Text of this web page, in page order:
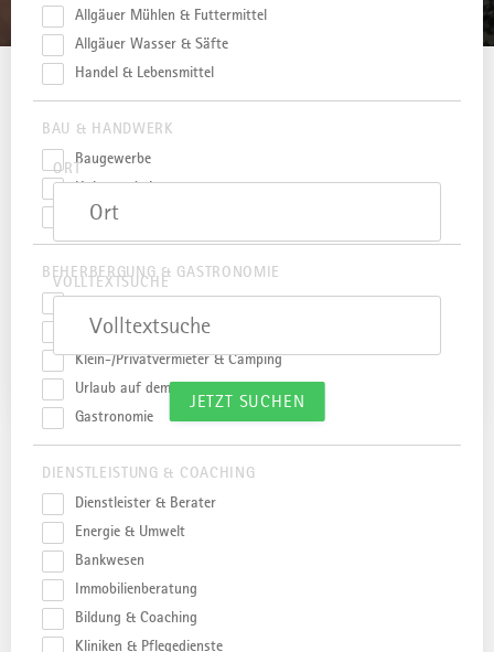
Aktuelle Markenpartner
Allgäuer Mühlen & Futtermittel
Allgäuer Wasser & Säfte
Handel & Lebensmittel
BAU & HANDWERK
Baugewerbe
Holzverarbeitung
Landschaftspflege
BEHERBERGUNG & GASTRONOMIE
AllgäuTopHotels & AllgäuHotels
Hotellerie
Klein-/Privatvermieter & Camping
Urlaub auf dem Bauernhof
Gastronomie
DIENSTLEISTUNG & COACHING
Dienstleister & Berater
Energie & Umwelt
Bankwesen
Immobilienberatung
Bildung & Coaching
Kliniken & Pflegedienste
KATEGORIE
Kategorie
ORT
Ort
VOLLTEXTSUCHE
Volltextsuche
JETZT SUCHEN
Wir haben 479 Treffer für dich gefunden.
KRONBURG
1869 Ferienwohnung
Seit über vier Generationen ist unser 160 Jahre alter Hof in
dazu